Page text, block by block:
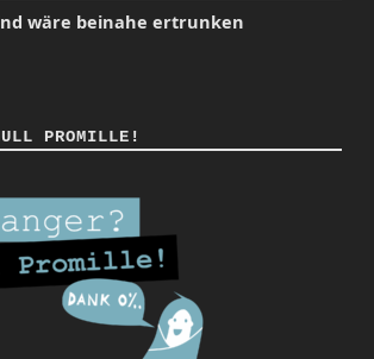
wäre beinahe ertrunken
PROMILLE!